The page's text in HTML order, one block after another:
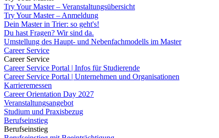
Try Your Master – Veranstaltungsübersicht
Try Your Master – Anmeldung
Dein Master in Trier: so geht's!
Du hast Fragen? Wir sind da.
Umstellung des Haupt- und Nebenfachmodells im Master
Career Service
Career Service
Career Service Portal | Infos für Studierende
Career Service Portal | Unternehmen und Organisationen
Karrieremessen
Career Orientation Day 2027
Veranstaltungsangebot
Studium und Praxisbezug
Berufseinstieg
Berufseinstieg